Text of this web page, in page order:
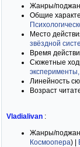
Жанры/
Общие
Место
звёздной
Время
Сюжетные
Линейность
Возраст
Vladialivan :
Жанры/
Космоопера)